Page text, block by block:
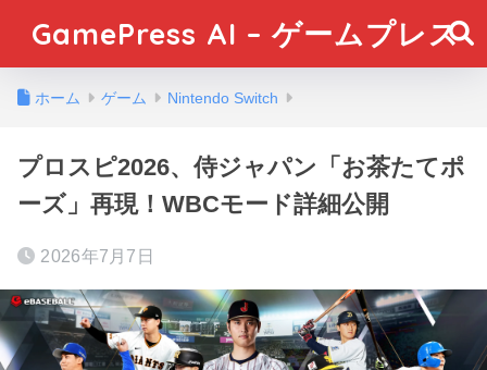
GamePress AI – ゲームプレス
ホーム ゲーム Nintendo Switch
プロスピ2026、侍ジャパン「お茶たてポ
ーズ」再現！WBCモード詳細公開
2026年7月7日